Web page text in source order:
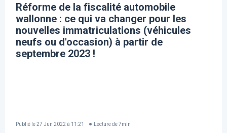
Réforme de la fiscalité automobile
wallonne : ce qui va changer pour les
nouvelles immatriculations (véhicules
neufs ou d'occasion) à partir de
septembre 2023 !
Publié le27 Jun 2022 à 11:21 Lecture de 7min